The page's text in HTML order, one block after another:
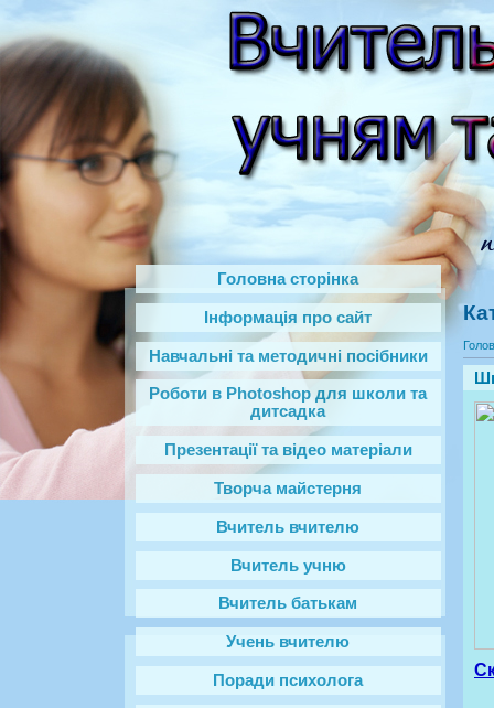
Головна сторінка
Інформація про сайт
Навчальні та методичні посібники
Роботи в Photoshop‎ для школи та
дитсадка
Презентації та відео матеріали
Творча майстерня
Вчитель вчителю
Вчитель учню
Вчитель батькам
Учень вчителю
Поради психолога